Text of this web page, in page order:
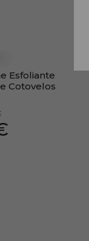
Esfoliante
Cotovelos